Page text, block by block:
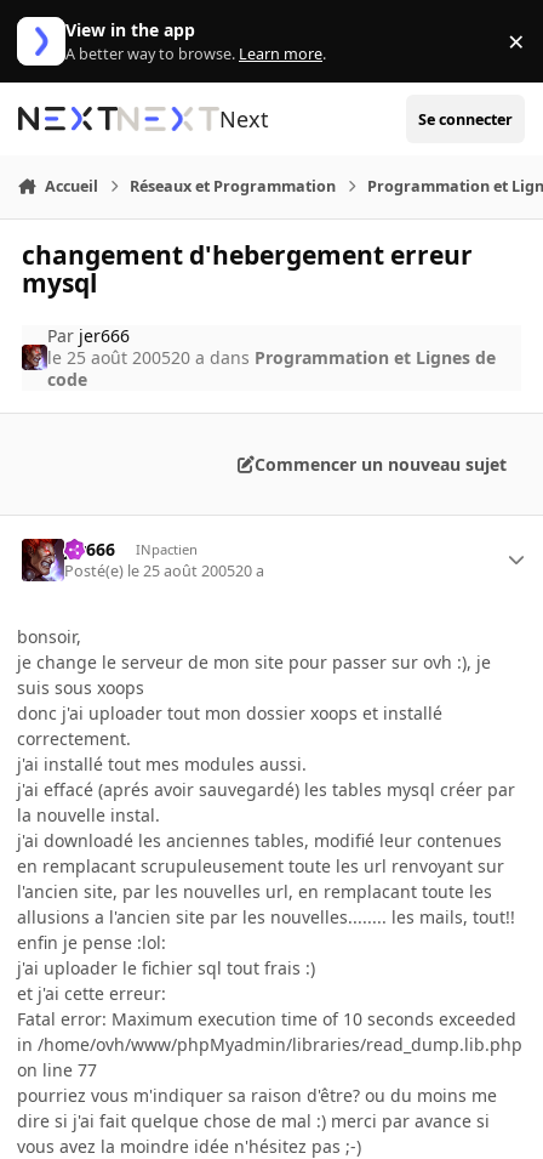
Aller au contenu
View in the app
A better way to browse. Learn more. ×
Next Se connecter
Accueil Réseaux et Programmation Programmation et
changement d'hebergement erreur
mysql
Par jer666
le 25 août 200520 a dans Programmation et Lignes de
code
Commencer un nouveau sujet
jer666 INpactien
Posté(e) le 25 août 200520 a
bonsoir,
je change le serveur de mon site pour passer sur ovh :), je
suis sous xoops
donc j'ai uploader tout mon dossier xoops et installé
correctement.
j'ai installé tout mes modules aussi.
j'ai effacé (aprés avoir sauvegardé) les tables mysql créer par
la nouvelle instal.
j'ai downloadé les anciennes tables, modifié leur contenues
en remplacant scrupuleusement toute les url renvoyant sur
l'ancien site, par les nouvelles url, en remplacant toute les
allusions a l'ancien site par les nouvelles........ les mails, tout!!
enfin je pense :lol:
j'ai uploader le fichier sql tout frais :)
et j'ai cette erreur:
Fatal error: Maximum execution time of 10 seconds exceeded
in /home/ovh/www/phpMyadmin/libraries/read_dump.lib.php
on line 77
pourriez vous m'indiquer sa raison d'être? ou du moins me
dire si j'ai fait quelque chose de mal :) merci par avance si
vous avez la moindre idée n'hésitez pas ;-)